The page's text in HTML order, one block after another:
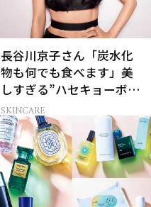
長谷川京子さん「炭水化
物も何でも食べます」美
しすぎる”ハセキョーボデ
ィ”を作る秘訣
SKINCARE